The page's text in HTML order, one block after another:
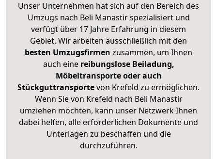
Unser Unternehmen hat sich auf den Bereich des
Umzugs nach Beli Manastir spezialisiert und
verfügt über 17 Jahre Erfahrung in diesem
Gebiet. Wir arbeiten ausschließlich mit den
besten Umzugsfirmen zusammen, um Ihnen
auch eine reibungslose Beiladung,
Möbeltransporte oder auch
Stückguttransportevon Krefeld zu ermöglichen.
Wenn Sie von Krefeld nach Beli Manastir
umziehen möchten, kann unser Netzwerk Ihnen
dabei helfen, alle erforderlichen Dokumente und
Unterlagen zu beschaffen und die
durchzuführen.